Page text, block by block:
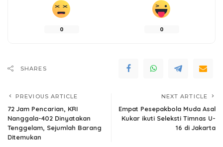
0 0
SHARES
PREVIOUS ARTICLE
72 Jam Pencarian, KRI
Nanggala-402 Dinyatakan
Tenggelam, Sejumlah Barang
Ditemukan
NEXT ARTICLE
Empat Pesepakbola Muda Asal
Kukar ikuti Seleksti Timnas U-
16 di Jakarta